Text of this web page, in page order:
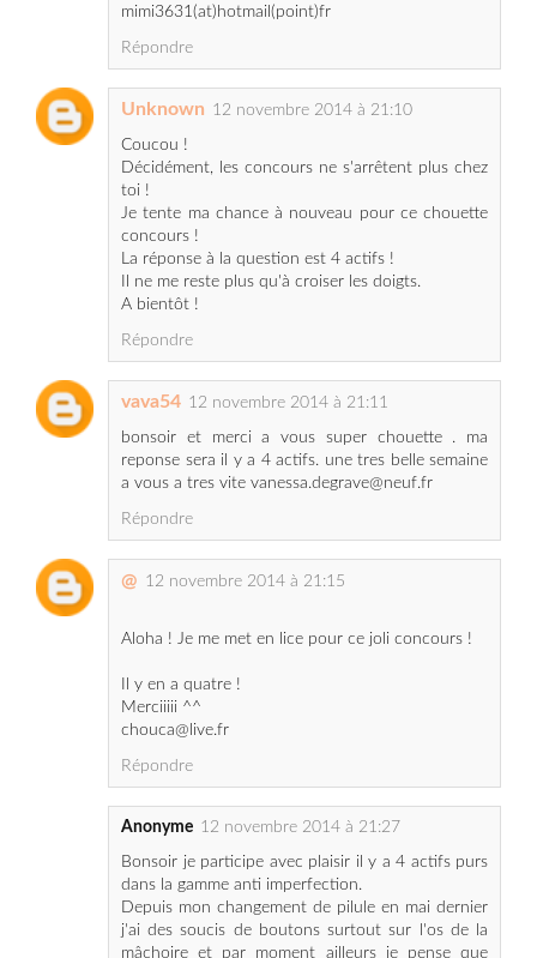
Coucou !
Décidément, les concours ne s'arrêtent plus chez
toi !
Je tente ma chance à nouveau pour ce chouette
concours !
La réponse à la question est 4 actifs !
Il ne me reste plus qu'à croiser les doigts.
A bientôt !
Répondre
bonsoir et merci a vous super chouette . ma
reponse sera il y a 4 actifs. une tres belle semaine
a vous a tres vite vanessa.degrave@neuf.fr
Répondre
Aloha ! Je me met en lice pour ce joli concours !
Merciiiii ^^
Répondre
Bonsoir je participe avec plaisir il y a 4 actifs purs
dans la gamme anti imperfection.
Depuis mon changement de pilule en mai dernier
j'ai des soucis de boutons surtout sur l'os de la
mâchoire et par moment ailleurs je pense que
c'est hormonal aussi .
Répondre